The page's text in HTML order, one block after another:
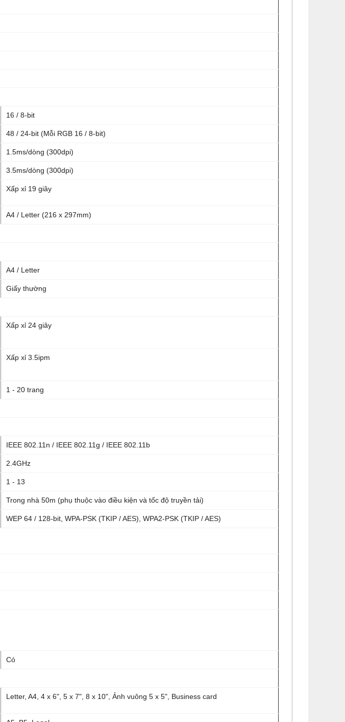
16 / 8-bit
48 / 24-bit (Mỗi RGB 16 / 8-bit)
1.5ms/dòng (300dpi)
3.5ms/dòng (300dpi)
Xấp xỉ 19 giây
A4 / Letter (216 x 297mm)
A4 / Letter
Giấy thường
Xấp xỉ 24 giây
Xấp xỉ 3.5ipm
1 - 20 trang
IEEE 802.11n / IEEE 802.11g / IEEE 802.11b
2.4GHz
1 - 13
Trong nhà 50m (phụ thuộc vào điều kiện và tốc độ truyền tải)
WEP 64 / 128-bit, WPA-PSK (TKIP / AES), WPA2-PSK (TKIP / AES)
Có
Letter, A4, 4 x 6", 5 x 7", 8 x 10", Ảnh vuông 5 x 5", Business card